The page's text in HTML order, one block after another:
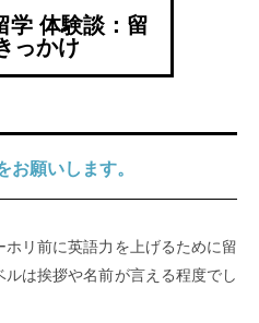
学 体験談：留
っかけ
お願いします。
リ前に英語力を上げるために留
は挨拶や名前が言える程度でし